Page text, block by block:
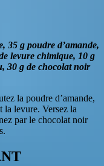
35 g poudre d’amande,
levure chimique, 10 g
30 g de chocolat noir
la poudre d’amande,
la levure. Versez la
par le chocolat noir